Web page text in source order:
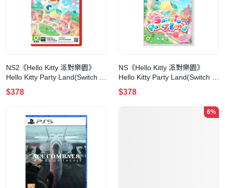
NS2《Hello Kitty 派對樂園》
Hello Kitty Party Land(Switch 2
版本)
$378
NS《Hello Kitty 派對樂園》
Hello Kitty Party Land(Switch 1
版本)
$378
6%